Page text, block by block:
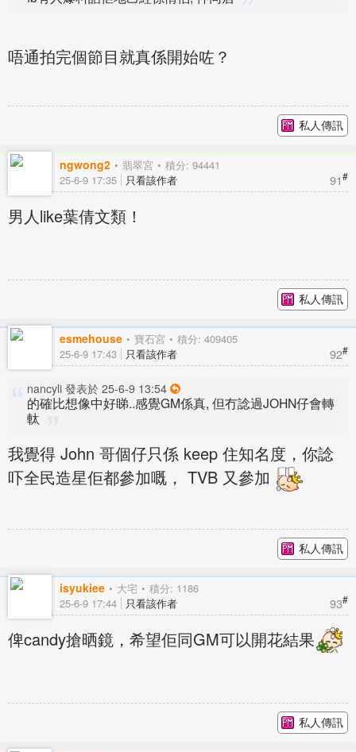
唔通拍完個節目就真係開始咗？
私人傳訊
ngwong2 翡翠宮 積分: 94441
91#
25-6-9 17:35 只看該作者
男人like葉倩文類！
私人傳訊
esmehouse 寶石宮 積分: 409405
92#
25-6-9 17:43 只看該作者
nancyli 發表於 25-6-9 13:54
的確比想像中好睇..感覺GM係真, 但冇諗過JOHN仔會轉
軚
我覺得 John 哥個仔只係 keep 住知名度，你諗
吓全民造星佢都參加嘅， TVB 又參加
私人傳訊
isyukiee 大宅 積分: 1186
93#
25-6-9 17:44 只看該作者
俾candy搶晒鏡，希望佢同GM可以開花結果
私人傳訊